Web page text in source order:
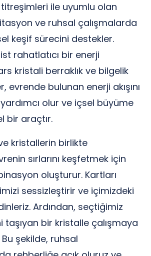
titreşimleri ile uyumlu olan
ve ruhsal çalışmalarda
keşif sürecini destekler.
rahatlatıcı bir enerji
kristali berraklık ve bilgelik
evrende bulunan enerji akışını
olur ve içsel büyüme
bir araçtır.
kristallerin birlikte
sırlarını keşfetmek için
oluşturur. Kartları
sessizleştirir ve içimizdeki
Ardından, seçtiğimiz
taşıyan bir kristalle çalışmaya
şekilde, ruhsal